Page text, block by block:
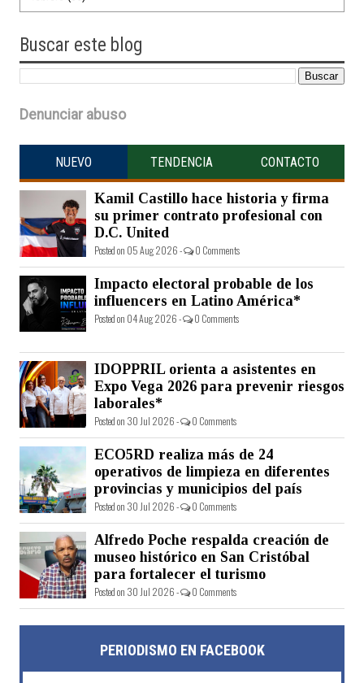
Buscar este blog
Denunciar abuso
NUEVO TENDENCIA CONTACTO
Kamil Castillo hace historia y firma
su primer contrato profesional con
D.C. United
Posted on 05 Aug 2026 - 0 Comments
Impacto electoral probable de los
influencers en Latino América*
Posted on 04 Aug 2026 - 0 Comments
IDOPPRIL orienta a asistentes en
Expo Vega 2026 para prevenir riesgos
laborales*
Posted on 30 Jul 2026 - 0 Comments
ECO5RD realiza más de 24
operativos de limpieza en diferentes
provincias y municipios del país
Posted on 30 Jul 2026 - 0 Comments
Alfredo Poche respalda creación de
museo histórico en San Cristóbal
para fortalecer el turismo
Posted on 30 Jul 2026 - 0 Comments
PERIODISMO EN FACEBOOK